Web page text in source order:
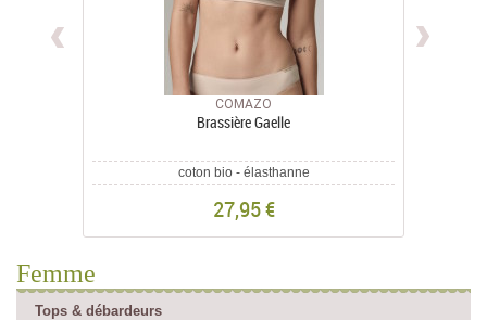
COMAZO
Brassière Gaelle
coton bio - élasthanne
27,95 €
Femme
Tops & débardeurs